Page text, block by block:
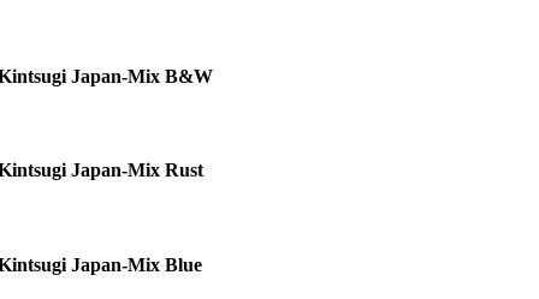
Japan-Mix B&W
Japan-Mix Rust
Japan-Mix Blue